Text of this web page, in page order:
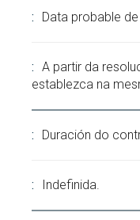
Data probable
A partir da
establezca na
Duración do
Indefinida.